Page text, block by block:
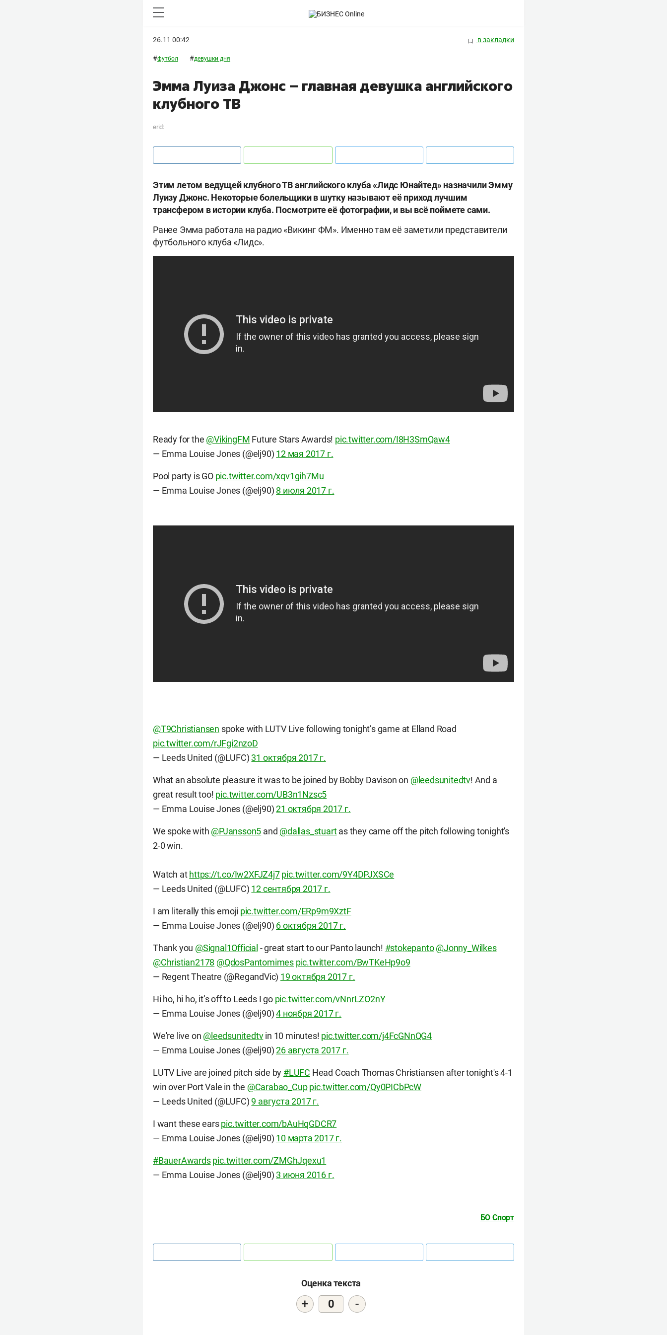
26.11 00:42 в закладки
#футбол #девушки дня
Эмма Луиза Джонc – главная девушка английского
клубного ТВ
erid:
Этим летом ведущей клубного ТВ английского клуба «Лидс Юнайтед» назначили Эмму
Луизу Джонс. Некоторые болельщики в шутку называют её приход лучшим
трансфером в истории клуба. Посмотрите её фотографии, и вы всё поймете сами.
Ранее Эмма работала на радио «Викинг ФМ». Именно там её заметили представители
футбольного клуба «Лидс».
Ready for the @VikingFM Future Stars Awards! pic.twitter.com/I8H3SmQaw4
— Emma Louise Jones (@elj90) 12 мая 2017 г.
Pool party is GO pic.twitter.com/xqv1gih7Mu
— Emma Louise Jones (@elj90) 8 июля 2017 г.
@T9Christiansen spoke with LUTV Live following tonight’s game at Elland Road
pic.twitter.com/rJFgi2nzoD
— Leeds United (@LUFC) 31 октября 2017 г.
What an absolute pleasure it was to be joined by Bobby Davison on @leedsunitedtv! And a
great result too! pic.twitter.com/UB3n1Nzsc5
— Emma Louise Jones (@elj90)21 октября 2017 г.
We spoke with @PJansson5 and @dallas_stuartas they came off the pitch following tonight's
2-0 win.
Watch at https://t.co/Iw2XFJZ4j7 pic.twitter.com/9Y4DPJXSCe
— Leeds United (@LUFC) 12 сентября 2017 г.
I am literally this emoji pic.twitter.com/ERp9m9XztF
— Emma Louise Jones (@elj90) 6 октября 2017 г.
Thank you @Signal1Official - great start to our Panto launch! #stokepanto @Jonny_Wilkes
@Christian2178 @QdosPantomimes pic.twitter.com/BwTKeHp9o9
— Regent Theatre (@RegandVic) 19 октября 2017 г.
Hi ho, hi ho, it’s off to Leeds I go pic.twitter.com/vNnrLZO2nY
— Emma Louise Jones (@elj90)4 ноября 2017 г.
We're live on @leedsunitedtvin 10 minutes! pic.twitter.com/j4FcGNnQG4
— Emma Louise Jones (@elj90)26 августа 2017 г.
LUTV Live are joined pitch side by #LUFC Head Coach Thomas Christiansen after tonight's 4-1
win over Port Vale in the @Carabao_Cup pic.twitter.com/Qy0PICbPcW
— Leeds United (@LUFC)9 августа 2017 г.
I want these earspic.twitter.com/bAuHqGDCR7
— Emma Louise Jones (@elj90) 10 марта 2017 г.
#BauerAwards pic.twitter.com/ZMGhJqexu1
— Emma Louise Jones (@elj90) 3 июня 2016 г.
БО Спорт
Оценка текста
+ 0 -